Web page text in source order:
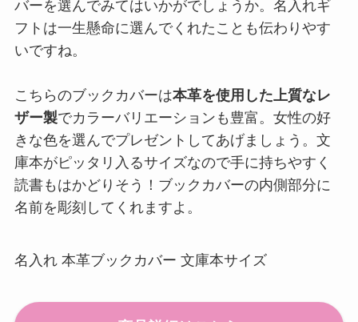
バーを選んでみてはいかがでしょうか。名入れギ
フトは一生懸命に選んでくれたことも伝わりやす
いですね。
こちらのブックカバーは本革を使用した上質なレ
ザー製でカラーバリエーションも豊富。女性の好
きな色を選んでプレゼントしてあげましょう。文
庫本がピッタリ入るサイズなので手に持ちやすく
読書もはかどりそう！ブックカバーの内側部分に
名前を彫刻してくれますよ。
名入れ 本革ブックカバー 文庫本サイズ